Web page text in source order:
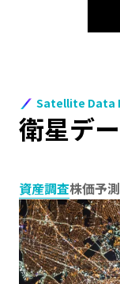
Satellite Data
衛星デ
資産調査株価予測